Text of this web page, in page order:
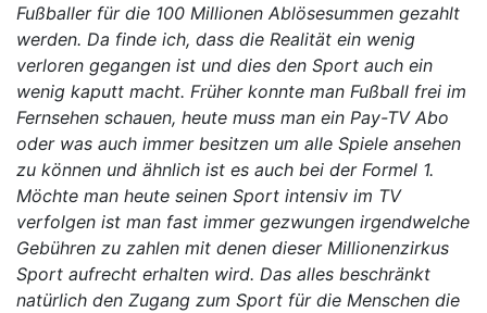
Fußballer für die 100 Millionen Ablösesummen gezahlt
werden. Da finde ich, dass die Realität ein wenig
verloren gegangen ist und dies den Sport auch ein
wenig kaputt macht. Früher konnte man Fußball frei im
Fernsehen schauen, heute muss man ein Pay-TV Abo
oder was auch immer besitzen um alle Spiele ansehen
zu können und ähnlich ist es auch bei der Formel 1.
Möchte man heute seinen Sport intensiv im TV
verfolgen ist man fast immer gezwungen irgendwelche
Gebühren zu zahlen mit denen dieser Millionenzirkus
Sport aufrecht erhalten wird. Das alles beschränkt
natürlich den Zugang zum Sport für die Menschen die